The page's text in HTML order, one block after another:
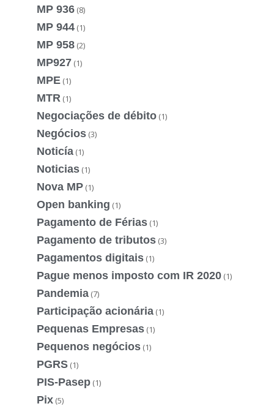
MP 936 (8)
MP 944 (1)
MP 958 (2)
MP927 (1)
MPE (1)
MTR (1)
Negociações de débito (1)
Negócios (3)
Noticía (1)
Noticias (1)
Nova MP (1)
Open banking (1)
Pagamento de Férias (1)
Pagamento de tributos (3)
Pagamentos digitais (1)
Pague menos imposto com IR 2020 (1)
Pandemia (7)
Participação acionária (1)
Pequenas Empresas (1)
Pequenos negócios (1)
PGRS (1)
PIS-Pasep (1)
Pix (5)